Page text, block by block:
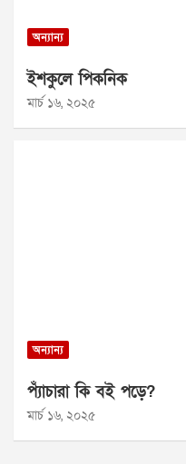
অন্যান্য
ইশকুলে পিকনিক
মার্চ ১৬, ২০২৫
অন্যান্য
প্যাঁচারা কি বই পড়ে?
মার্চ ১৬, ২০২৫